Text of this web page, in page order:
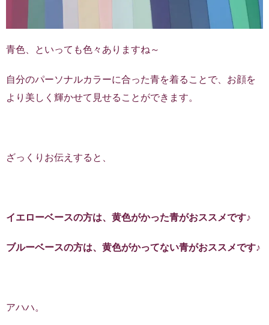
青色、といっても色々ありますね～
自分のパーソナルカラーに合った青を着ることで、お顔を
より美しく輝かせて見せることができます。
ざっくりお伝えすると、
イエローベースの方は、黄色がかった青がおススメです♪
ブルーベースの方は、黄色がかってない青がおススメです♪
アハハ。